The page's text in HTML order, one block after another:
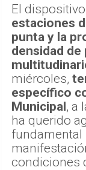
El
estaciones
punta y la
densidad de
miércoles,
específico
Municipal, a
ha querido
fundamental
condiciones